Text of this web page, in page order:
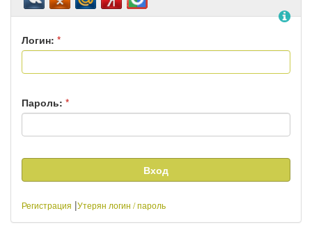
Логин: *
Пароль: *
Регистрация |Утерян логин / пароль